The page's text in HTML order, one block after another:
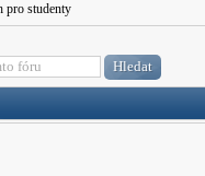
pro studenty